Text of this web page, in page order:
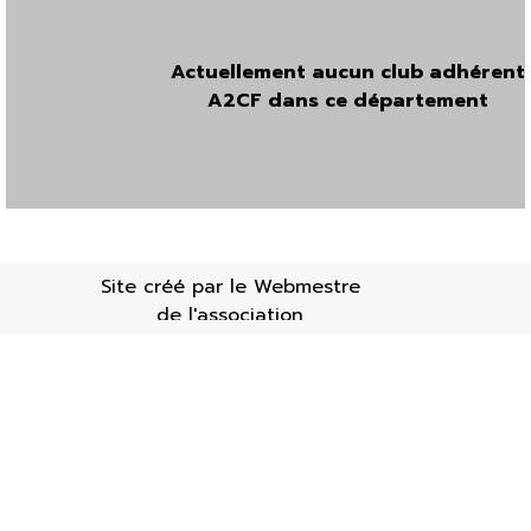
Actuellement aucun club adhérent
A2CF dans ce département
Site créé par le Webmestre
de l'association